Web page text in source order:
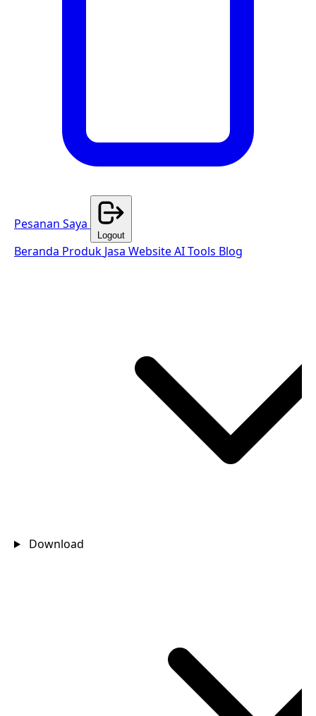
Pesanan Saya
Logout
Beranda Produk Jasa WebsiteAI Tools Blog
Download